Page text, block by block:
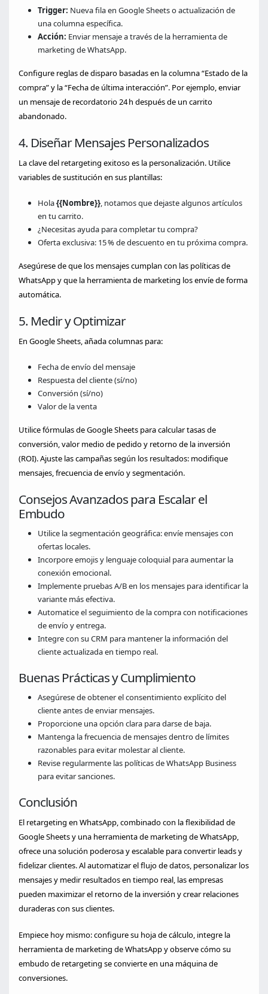
Trigger: Nueva fila en Google Sheets o actualización de
una columna específica.
Acción: Enviar mensaje a través de la herramienta de
marketing de WhatsApp.
Configure reglas de disparo basadas en la columna “Estado de la
compra” y la “Fecha de última interacción”. Por ejemplo, enviar
un mensaje de recordatorio 24 h después de un carrito
abandonado.
4. Diseñar Mensajes Personalizados
La clave del retargeting exitoso es la personalización. Utilice
variables de sustitución en sus plantillas:
Hola{{Nombre}}, notamos que dejaste algunos artículos
en tu carrito.
¿Necesitas ayuda para completar tu compra?
Oferta exclusiva: 15 % de descuento en tu próxima compra.
Asegúrese de que los mensajes cumplan con las políticas de
WhatsApp y que la herramienta de marketing los envíe de forma
automática.
5. Medir y Optimizar
En Google Sheets, añada columnas para:
Fecha de envío del mensaje
Respuesta del cliente (sí/no)
Conversión (sí/no)
Valor de la venta
Utilice fórmulas de Google Sheets para calcular tasas de
conversión, valor medio de pedido y retorno de la inversión
(ROI). Ajuste las campañas según los resultados: modifique
mensajes, frecuencia de envío y segmentación.
Consejos Avanzados para Escalar el
Embudo
Utilice la segmentación geográfica: envíe mensajes con
ofertas locales.
Incorpore emojis y lenguaje coloquial para aumentar la
conexión emocional.
Implemente pruebas A/B en los mensajes para identificar la
variante más efectiva.
Automatice el seguimiento de la compra con notificaciones
de envío y entrega.
Integre con su CRM para mantener la información del
cliente actualizada en tiempo real.
Buenas Prácticas y Cumplimiento
Asegúrese de obtener el consentimiento explícito del
cliente antes de enviar mensajes.
Proporcione una opción clara para darse de baja.
Mantenga la frecuencia de mensajes dentro de límites
razonables para evitar molestar al cliente.
Revise regularmente las políticas de WhatsApp Business
para evitar sanciones.
Conclusión
El retargeting en WhatsApp, combinado con la flexibilidad de
Google Sheets y una herramienta de marketing de WhatsApp,
ofrece una solución poderosa y escalable para convertir leads y
fidelizar clientes. Al automatizar el flujo de datos, personalizar los
mensajes y medir resultados en tiempo real, las empresas
pueden maximizar el retorno de la inversión y crear relaciones
duraderas con sus clientes.
Empiece hoy mismo: configure su hoja de cálculo, integre la
herramienta de marketing de WhatsApp y observe cómo su
embudo de retargeting se convierte en una máquina de
conversiones.